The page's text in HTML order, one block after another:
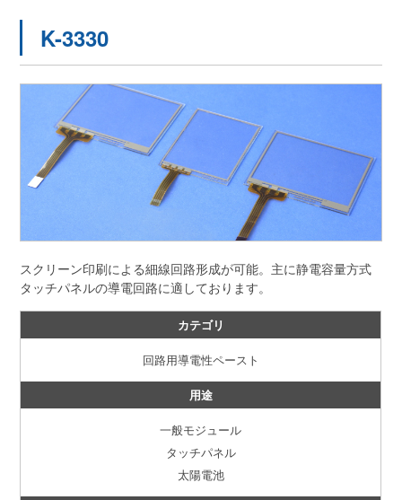
K-3330
スクリーン印刷による細線回路形成が可能。主に静電容量方式
タッチパネルの導電回路に適しております。
カテゴリ
回路用導電性ペースト
用途
一般モジュール
タッチパネル
太陽電池